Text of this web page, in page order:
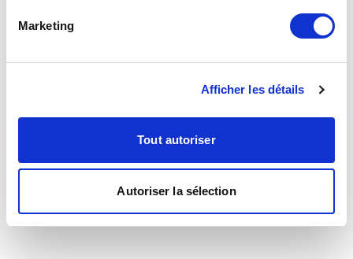
Marketing
Afficher les détails
Tout autoriser
Autoriser la sélection